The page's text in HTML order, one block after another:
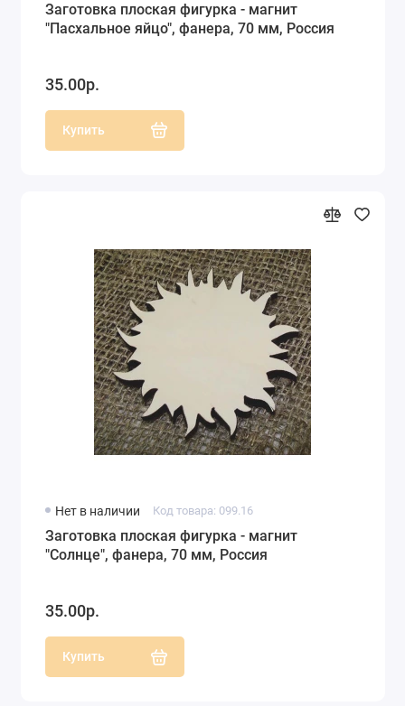
Заготовка плоская фигурка - магнит
"Пасхальное яйцо", фанера, 70 мм, Россия
35.00р.
Купить
Нет в наличии Код товара: 099.16
Заготовка плоская фигурка - магнит
"Солнце", фанера, 70 мм, Россия
35.00р.
Купить